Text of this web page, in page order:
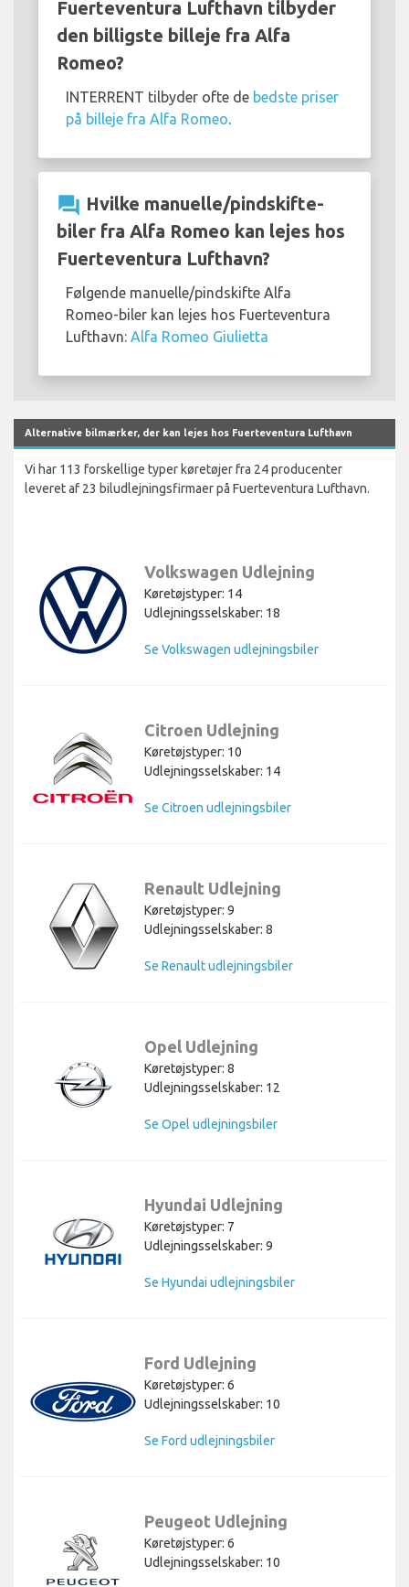
Fuerteventura Lufthavn tilbyder
den billigste billeje fra Alfa
Romeo?
INTERRENT tilbyder ofte de bedste priser
på billeje fra Alfa Romeo.
question_answer Hvilke manuelle/pindskifte-
biler fra Alfa Romeo kan lejes hos
Fuerteventura Lufthavn?
Følgende manuelle/pindskifte Alfa
Romeo-biler kan lejes hos Fuerteventura
Lufthavn: Alfa Romeo Giulietta
Alternative bilmærker, der kan lejes hos Fuerteventura Lufthavn
Vi har 113 forskellige typer køretøjer fra 24 producenter
leveret af 23 biludlejningsfirmaer på Fuerteventura Lufthavn.
Volkswagen Udlejning
Køretøjstyper: 14
Udlejningsselskaber: 18
Se Volkswagen udlejningsbiler
Citroen Udlejning
Køretøjstyper: 10
Udlejningsselskaber: 14
Se Citroen udlejningsbiler
Renault Udlejning
Køretøjstyper: 9
Udlejningsselskaber: 8
Se Renault udlejningsbiler
Opel Udlejning
Køretøjstyper: 8
Udlejningsselskaber: 12
Se Opel udlejningsbiler
Hyundai Udlejning
Køretøjstyper: 7
Udlejningsselskaber: 9
Se Hyundai udlejningsbiler
Ford Udlejning
Køretøjstyper: 6
Udlejningsselskaber: 10
Se Ford udlejningsbiler
Peugeot Udlejning
Køretøjstyper: 6
Udlejningsselskaber: 10